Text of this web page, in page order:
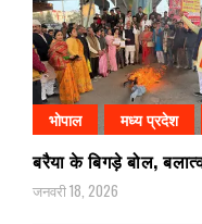
भोपाल मध्य प्रदेश
बरैया के बिगड़े बोल,
जनवरी 18, 2026